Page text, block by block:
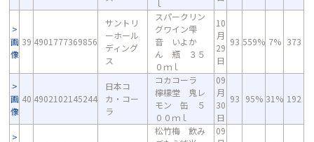
ｌ
画
像
39 4901777369856
サントリ
ーホール
ディング
ス
スパークリン
グワイン雫
音 いよか
ん 瓶 ３５
０ｍｌ
10
月
29
日
93 559% 7% 373
画
像
40 4902102145244
日本コ
カ・コー
ラ
コカコーラ
檸檬堂 鬼レ
モン 缶 ５
００ｍｌ
09
月
30
日
93 95% 31% 192
松竹梅 飲み
09